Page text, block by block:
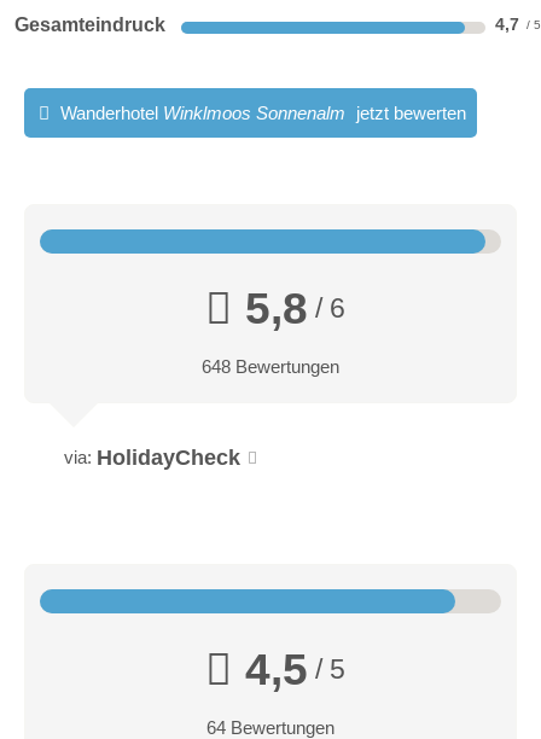
Gesamteindruck 4,7
Wanderhotel Winklmoos Sonnenalm jetzt bewerten
5,8 / 6
648 Bewertungen
via: HolidayCheck
4,5 / 5
64 Bewertungen